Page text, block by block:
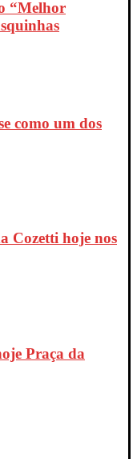
“Melhor
como um dos
Cozetti hoje nos
Praça da